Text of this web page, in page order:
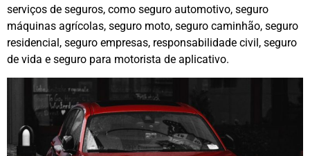
serviços de seguros, como seguro automotivo, seguro
máquinas agrícolas, seguro moto, seguro caminhão, seguro
residencial, seguro empresas, responsabilidade civil, seguro
de vida e seguro para motorista de aplicativo.